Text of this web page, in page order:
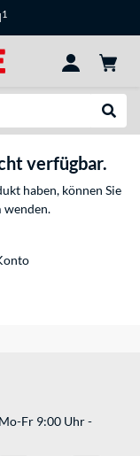
1
verfügbar.
haben, können Sie
wenden.
Fr 9:00 Uhr -